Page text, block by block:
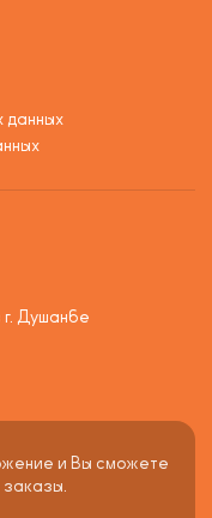
данных
Душанбе
и Вы сможете